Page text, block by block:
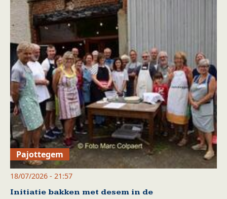
Pajottegem
18/07/2026 - 21:57
Initiatie bakken met desem in de